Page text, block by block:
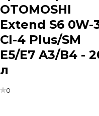
OTOMOSHI
Extend S6 0W-
CI-4 Plus/SM
E5/E7 A3/B4 -
л
0